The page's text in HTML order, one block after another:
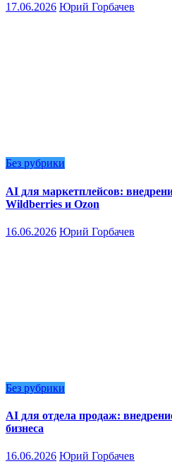
17.06.2026 Юрий Горбачев
Без рубрики
AI для маркетплейсов:
Wildberries и Ozon
16.06.2026 Юрий Горбачев
Без рубрики
AI для отдела продаж:
бизнеса
16.06.2026 Юрий Горбачев